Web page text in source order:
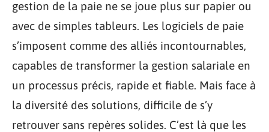
gestion de la paie ne se joue plus sur papier ou
avec de simples tableurs. Les logiciels de paie
s’imposent comme des alliés incontournables,
capables de transformer la gestion salariale en
un processus précis, rapide et fiable. Mais face à
la diversité des solutions, difficile de s’y
retrouver sans repères solides. C’est là que les